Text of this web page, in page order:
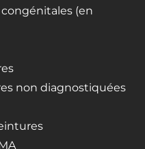
(en
non diagnostiquées